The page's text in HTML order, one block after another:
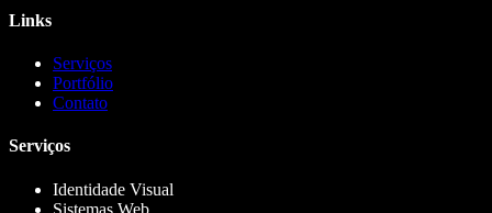
Links
Serviços
Portfólio
Contato
Serviços
Identidade Visual
Sistemas Web